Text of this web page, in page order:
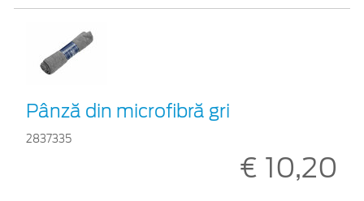
Pânză din microfibră gri
2837335
€ 10,20